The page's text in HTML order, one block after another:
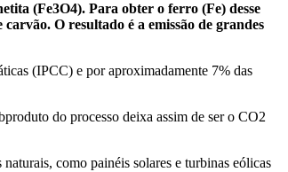
(Fe3O4). Para obter o ferro (Fe) desse
O resultado é a emissão de grandes
(IPCC) e por aproximadamente 7% das
do processo deixa assim de ser o CO2
como painéis solares e turbinas eólicas